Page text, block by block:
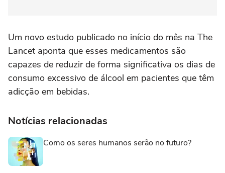
Um novo estudo publicado no início do mês na The
Lancet aponta que esses medicamentos são
capazes de reduzir de forma significativa os dias de
consumo excessivo de álcool em pacientes que têm
adicção em bebidas.
Notícias relacionadas
Como os seres humanos serão no futuro?